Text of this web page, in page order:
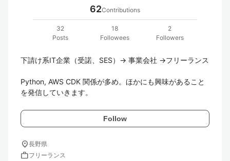
62Contributions
32
Posts
18
Followees
2
Followers
下請け系IT企業（受諾、SES）→ 事業会社 →フリーランス
Python, AWS CDK 関係が多め。ほかにも興味があること
を発信していきます。
Follow
location_on長野県
workフリーランス